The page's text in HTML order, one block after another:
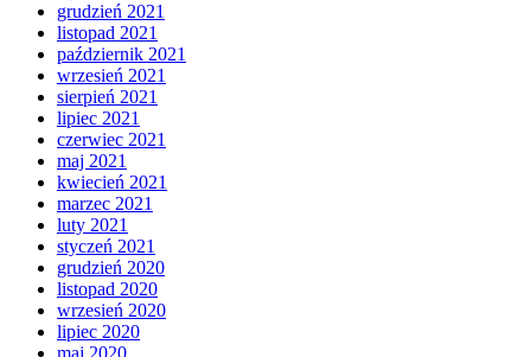
grudzień 2021
listopad 2021
październik 2021
wrzesień 2021
sierpień 2021
lipiec 2021
czerwiec 2021
maj 2021
kwiecień 2021
marzec 2021
luty 2021
styczeń 2021
grudzień 2020
listopad 2020
wrzesień 2020
lipiec 2020